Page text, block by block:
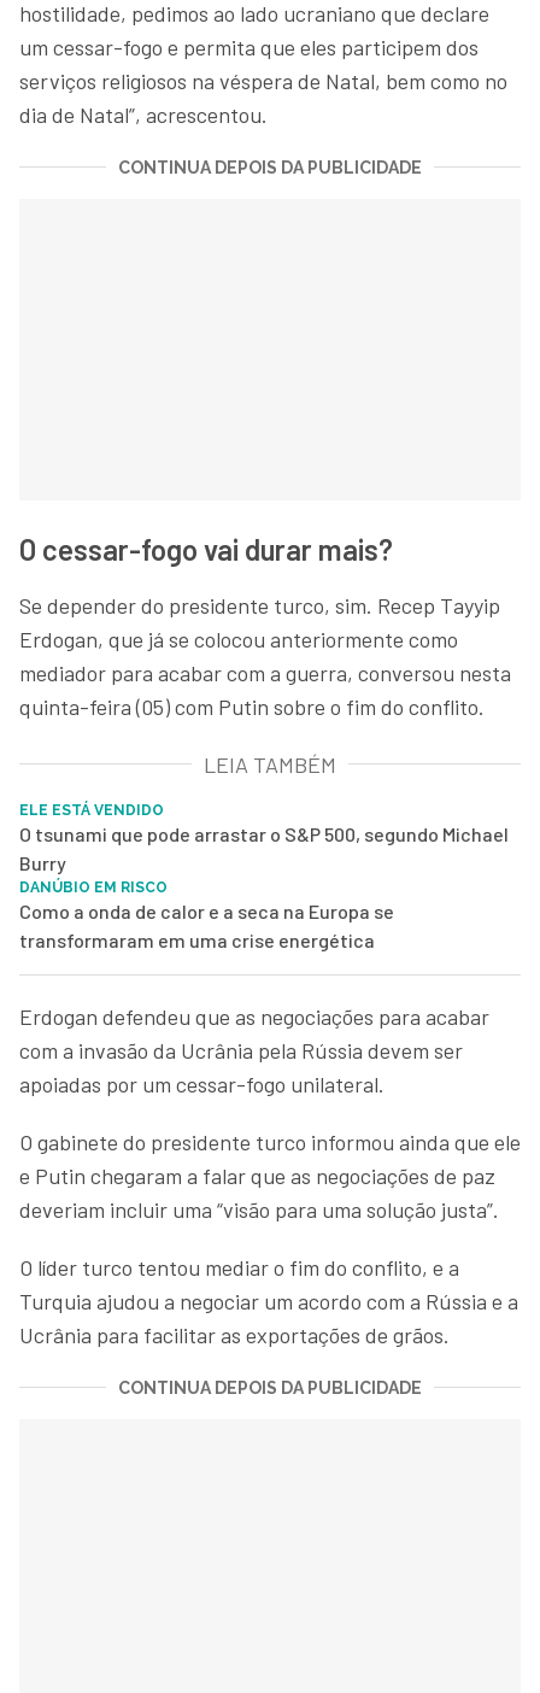
hostilidade, pedimos ao lado ucraniano que declare
um cessar-fogo e permita que eles participem dos
serviços religiosos na véspera de Natal, bem como no
dia de Natal”, acrescentou.
CONTINUA DEPOIS DA PUBLICIDADE
O cessar-fogo vai durar mais?
Se depender do presidente turco, sim. Recep Tayyip
Erdogan, que já se colocou anteriormente como
mediador para acabar com a guerra, conversou nesta
quinta-feira (05) com Putin sobre o fim do conflito.
LEIA TAMBÉM
ELE ESTÁ VENDIDO
O tsunami que pode arrastar o S&P 500, segundo Michael
Burry
DANÚBIO EM RISCO
Como a onda de calor e a seca na Europa se
transformaram em uma crise energética
Erdogan defendeu que as negociações para acabar
com a invasão da Ucrânia pela Rússia devem ser
apoiadas por um cessar-fogo unilateral.
O gabinete do presidente turco informou ainda que ele
e Putin chegaram a falar que as negociações de paz
deveriam incluir uma “visão para uma solução justa”.
O líder turco tentou mediar o fim do conflito, e a
Turquia ajudou a negociar um acordo com a Rússia e a
Ucrânia para facilitar as exportações de grãos.
CONTINUA DEPOIS DA PUBLICIDADE